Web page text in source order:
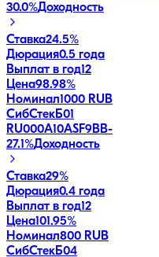
30.0%Доходность
Ставка24.5%
Дюрация0.5 года
Выплат в год12
Цена98.98%
Номинал1000 RUB
СибСтекБ01
RU000A10ASF9BB-
27.1%Доходность
Ставка29%
Дюрация0.4 года
Выплат в год12
Цена101.95%
Номинал800 RUB
СибСтекБ04